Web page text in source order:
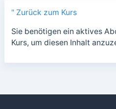
" Zurück zum Kurs
Sie benötigen ein aktives
Kurs, um diesen Inhalt